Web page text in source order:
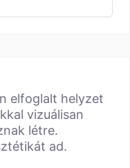
elfoglalt helyzet
vizuálisan
létre.
ad.